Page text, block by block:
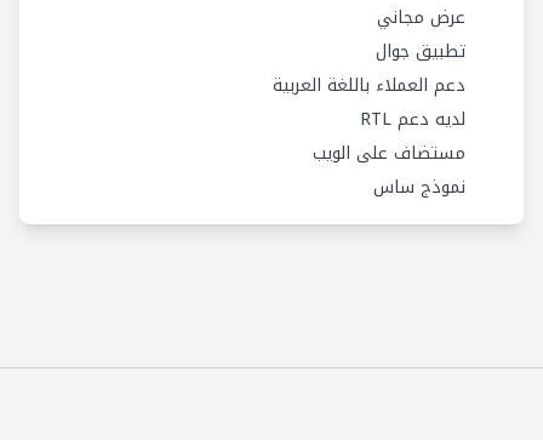
عرض مجاني
تطبيق جوال
دعم العملاء باللغة العربية
لديه دعم RTL
مستضاف على الويب
نموذج ساس